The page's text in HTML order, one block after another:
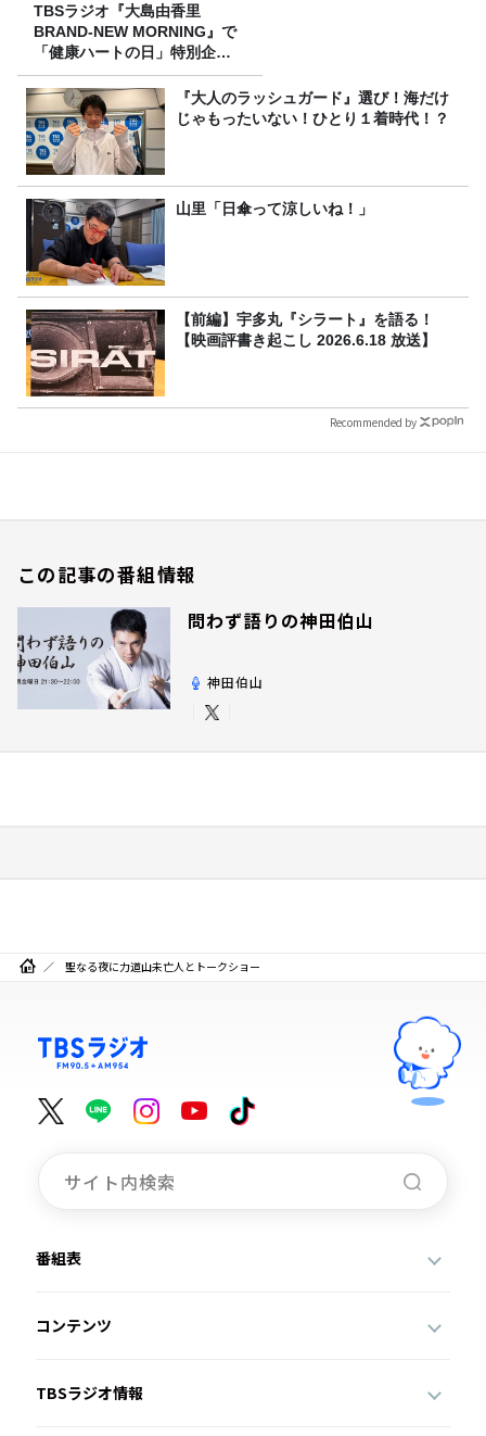
TBSラジオ『大島由香里
BRAND-NEW MORNING』で
「健康ハートの日」特別企画
を8/10（月）に放送
『大人のラッシュガード』選び！海だけ
じゃもったいない！ひとり１着時代！？
山里「日傘って涼しいね！」
【前編】宇多丸『シラート』を語る！
【映画評書き起こし 2026.6.18 放送】
Recommended by
この記事の番組情報
問わず語りの神田伯山
神田伯山
聖なる夜に力道山未亡人とトークショー
番組表
コンテンツ
TBSラジオ情報